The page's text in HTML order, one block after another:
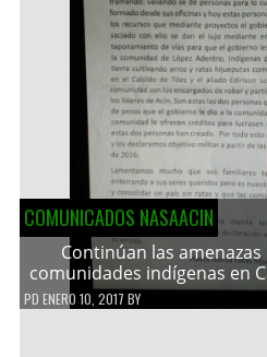
COMUNICADOS NASAACIN
Continúan las
comunidades indígenas en
PD ENERO 10, 2017 BY